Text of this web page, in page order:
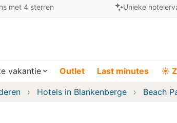
met 4 sterren Unieke
vakantie Outlet Last minutes ☀️
Hotels in Blankenberge Beach